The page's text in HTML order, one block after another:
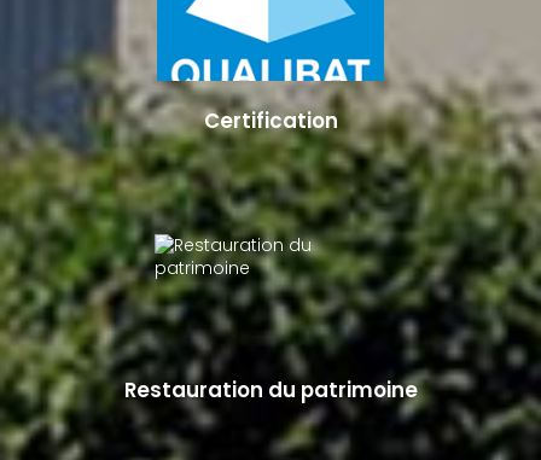
Certification
Restauration du patrimoine